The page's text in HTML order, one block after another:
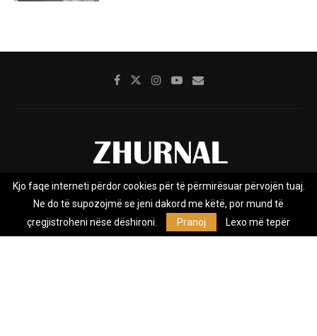
Rreth nesh Impresumi Marketing
Privacy Policy
Zhurnal.mk është Agjenci e Lajmeve e pavarur, e themeluar në vitin
Kjo faqe interneti përdor cookies për të përmirësuar përvojën tuaj.
Ne do të supozojmë se jeni dakord me këtë, por mund të
çregjistroheni nëse dëshironi.
Pranoj Lexo më tepër